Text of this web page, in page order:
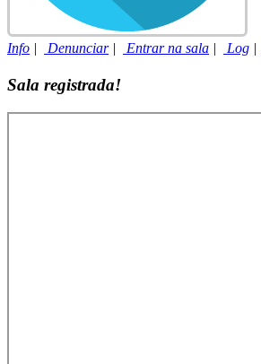
Info | Denunciar| Entrar na sala | Log |
Sala registrada!